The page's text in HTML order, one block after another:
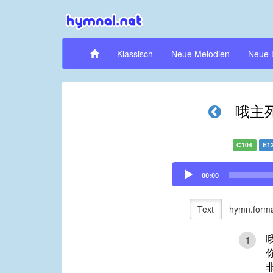
Klassisch Neue Melodien Neue
哦主
C104
Audio
Player
00:00
Text
1